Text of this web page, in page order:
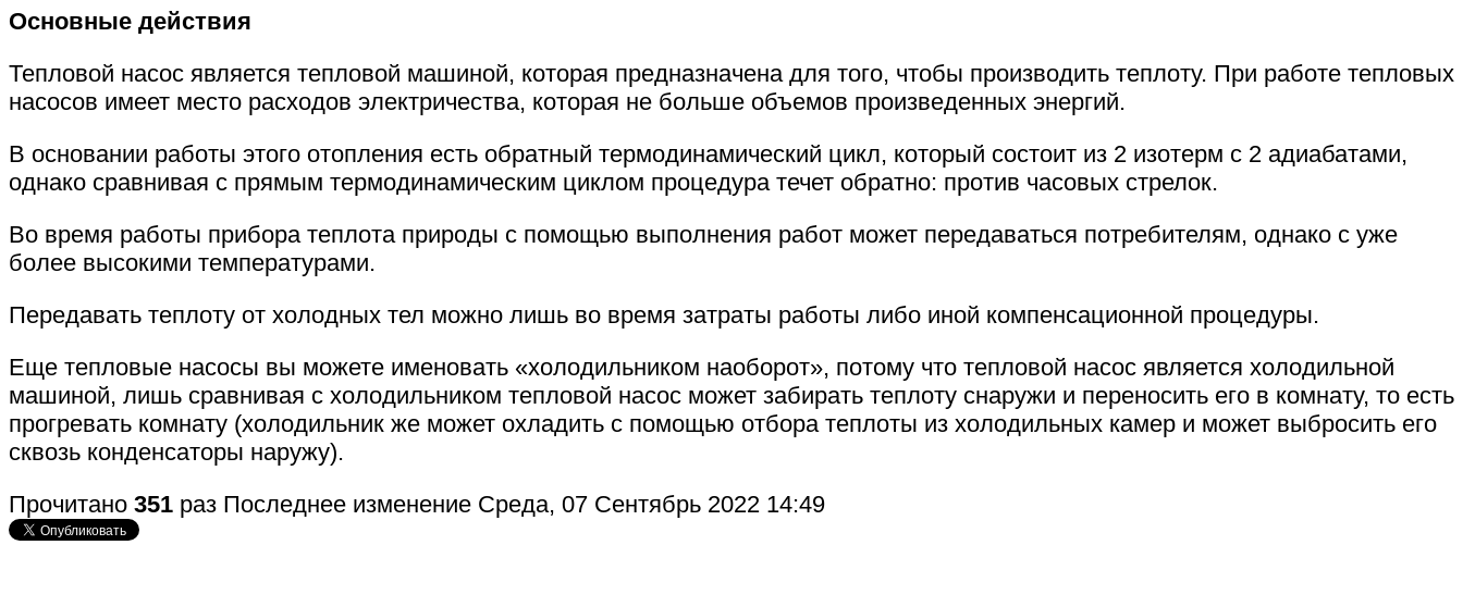
Основные действия
Тепловой насос является тепловой машиной, которая предназначена для того, чтобы производить теплоту. При работе тепловых
насосов имеет место расходов электричества, которая не больше объемов произведенных энергий.
В основании работы этого отопления есть обратный термодинамический цикл, который состоит из 2 изотерм с 2 адиабатами,
однако сравнивая с прямым термодинамическим циклом процедура течет обратно: против часовых стрелок.
Во время работы прибора теплота природы с помощью выполнения работ может передаваться потребителям, однако с уже
более высокими температурами.
Передавать теплоту от холодных тел можно лишь во время затраты работы либо иной компенсационной процедуры.
Еще тепловые насосы вы можете именовать «холодильником наоборот», потому что тепловой насос является холодильной
машиной, лишь сравнивая с холодильником тепловой насос может забирать теплоту снаружи и переносить его в комнату, то есть
прогревать комнату (холодильник же может охладить с помощью отбора теплоты из холодильных камер и может выбросить его
сквозь конденсаторы наружу).
Прочитано 351 раз Последнее изменение Среда, 07 Сентябрь 2022 14:49